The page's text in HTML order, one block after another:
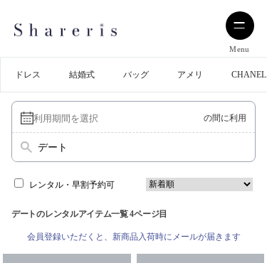
Menu
ドレス 結婚式 バッグ アメリ CHANEL
の間に利用
デート
レンタル・早割予約可
デートのレンタルアイテム一覧 4ページ目
会員登録いただくと、新商品入荷時にメールが届きます